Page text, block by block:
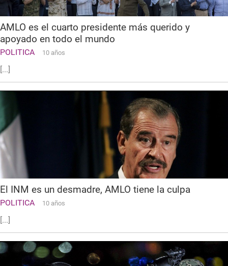
AMLO es el cuarto presidente más querido y
apoyado en todo el mundo
POLITICA 10 años
[...]
El INM es un desmadre, AMLO tiene la culpa
POLITICA 10 años
[...]